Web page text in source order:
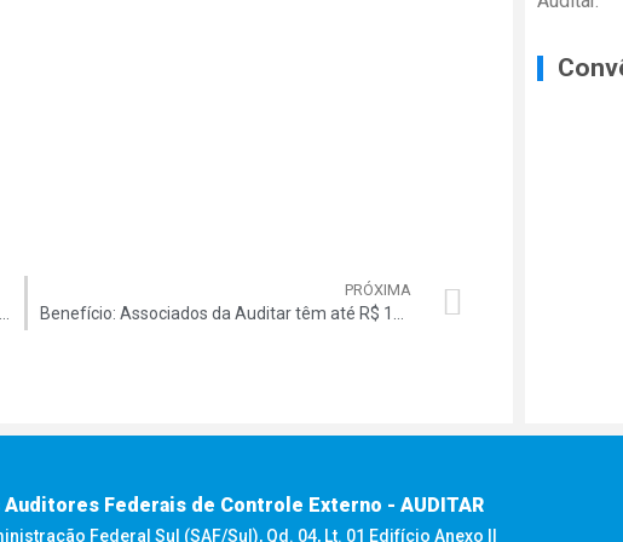
Após conclusão da manuteção, sede da Auditar reabre nesta segunda-feira (20)
PRÓXIMA
Benefício: Associados da Auditar têm até R$ 12 mil de desconto em veículos Chevrolet zero quilômetro
Auditores Federais de Controle Externo - AUDITAR
Federal Sul (SAF/Sul), Qd. 04, Lt. 01 Edifício Anexo II